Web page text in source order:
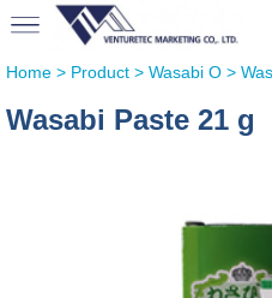
Home> Product> Wasabi O>
Wasabi Paste 21 g